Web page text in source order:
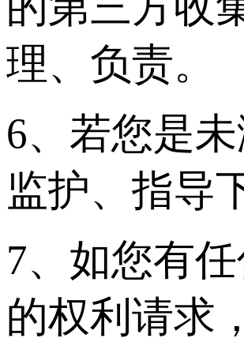
理、负责。
6、若您是
监护、指导
7、如您有
的权利请求